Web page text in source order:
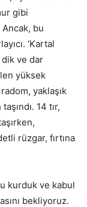
gibi
bu
‘Kartal
dik ve dar
yüksek
yaklaşık
14 tır,
rüzgar, fırtına
kurduk ve kabul
bekliyoruz.